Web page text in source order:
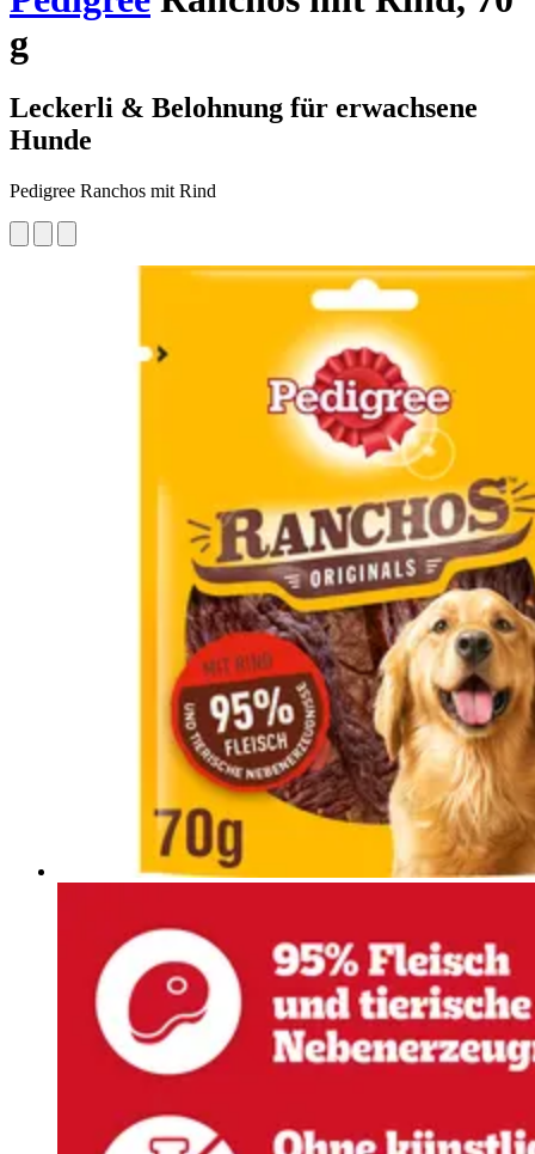
g
Leckerli & Belohnung für erwachsene
Hunde
Pedigree Ranchos mit Rind